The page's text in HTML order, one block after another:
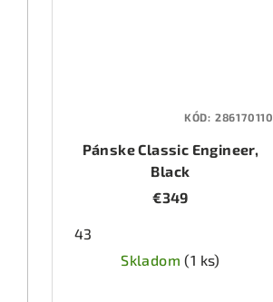
Pánske Classic Engineer,
Black
€349
43
Skladom(1 ks)
KÓD: 286170110